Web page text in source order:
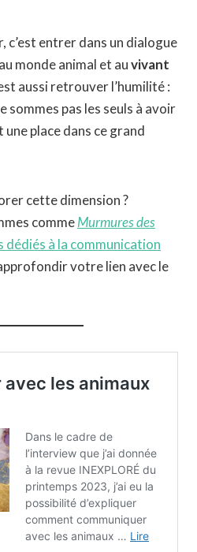
c’est entrer dans un dialogue
monde animal et auvivant
aussi retrouver l’humilité :
sommes pas les seuls à avoir
une place dans ce grand
cette dimension ?
commeMurmures des
à la communication
votre lien avec le